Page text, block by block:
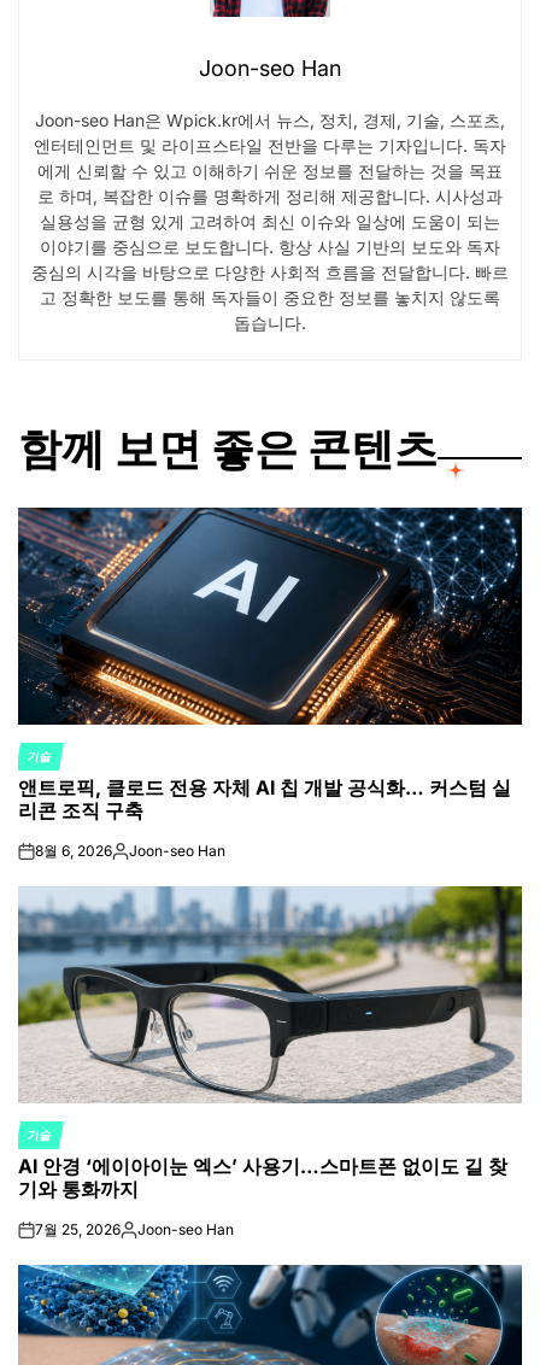
Joon-seo Han
Joon-seo Han은 Wpick.kr에서 뉴스, 정치, 경제, 기술, 스포츠,
엔터테인먼트 및 라이프스타일 전반을 다루는 기자입니다. 독자
에게 신뢰할 수 있고 이해하기 쉬운 정보를 전달하는 것을 목표
로 하며, 복잡한 이슈를 명확하게 정리해 제공합니다. 시사성과
실용성을 균형 있게 고려하여 최신 이슈와 일상에 도움이 되는
이야기를 중심으로 보도합니다. 항상 사실 기반의 보도와 독자
중심의 시각을 바탕으로 다양한 사회적 흐름을 전달합니다. 빠르
고 정확한 보도를 통해 독자들이 중요한 정보를 놓치지 않도록
돕습니다.
함께 보면 좋은 콘텐츠
POSTED
IN
기술
앤트로픽, 클로드 전용 자체 AI 칩 개발 공식화… 커스텀 실
리콘 조직 구축
on8월 6, 2026Posted
Joon-seo Han
POSTED
IN
기술
AI 안경 ‘에이아이눈 엑스’ 사용기…스마트폰 없이도 길 찾
기와 통화까지
on7월 25, 2026Posted
Joon-seo Han